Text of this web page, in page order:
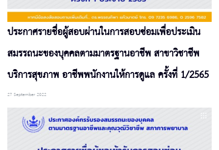
ประกาศรายชื่อผู้สอบผ่านในการสอบซ่อมเพื่อประเมิน
สมรรถนะของบุคคลตามมาตรฐานอาชีพ สาขาวิชาชีพ
บริการสุขภาพ อาชีพพนักงานให้การดูแล ครั้งที่ 1/2565
27 September 2022